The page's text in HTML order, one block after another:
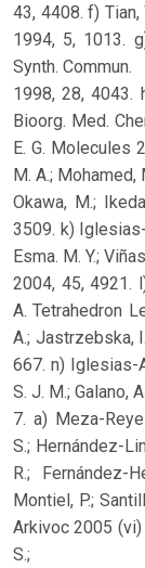
43, 4408. f) Tian,
1994, 5, 1013.
Synth. Commun.
1998, 28, 4043.
Bioorg. Med.
E. G. Molecules
M. A.; Mohamed,
Okawa, M.;
3509. k)
Esma. M. Y.;
2004, 45, 4921.
A. Tetrahedron
A.; Jastrzebska,
667. n) Iglesias-
S. J. M.; Galano,
7. a) Meza-
S.; Hernández-
R.; Fernández-
Montiel, P.;
Arkivoc 2005
S.;